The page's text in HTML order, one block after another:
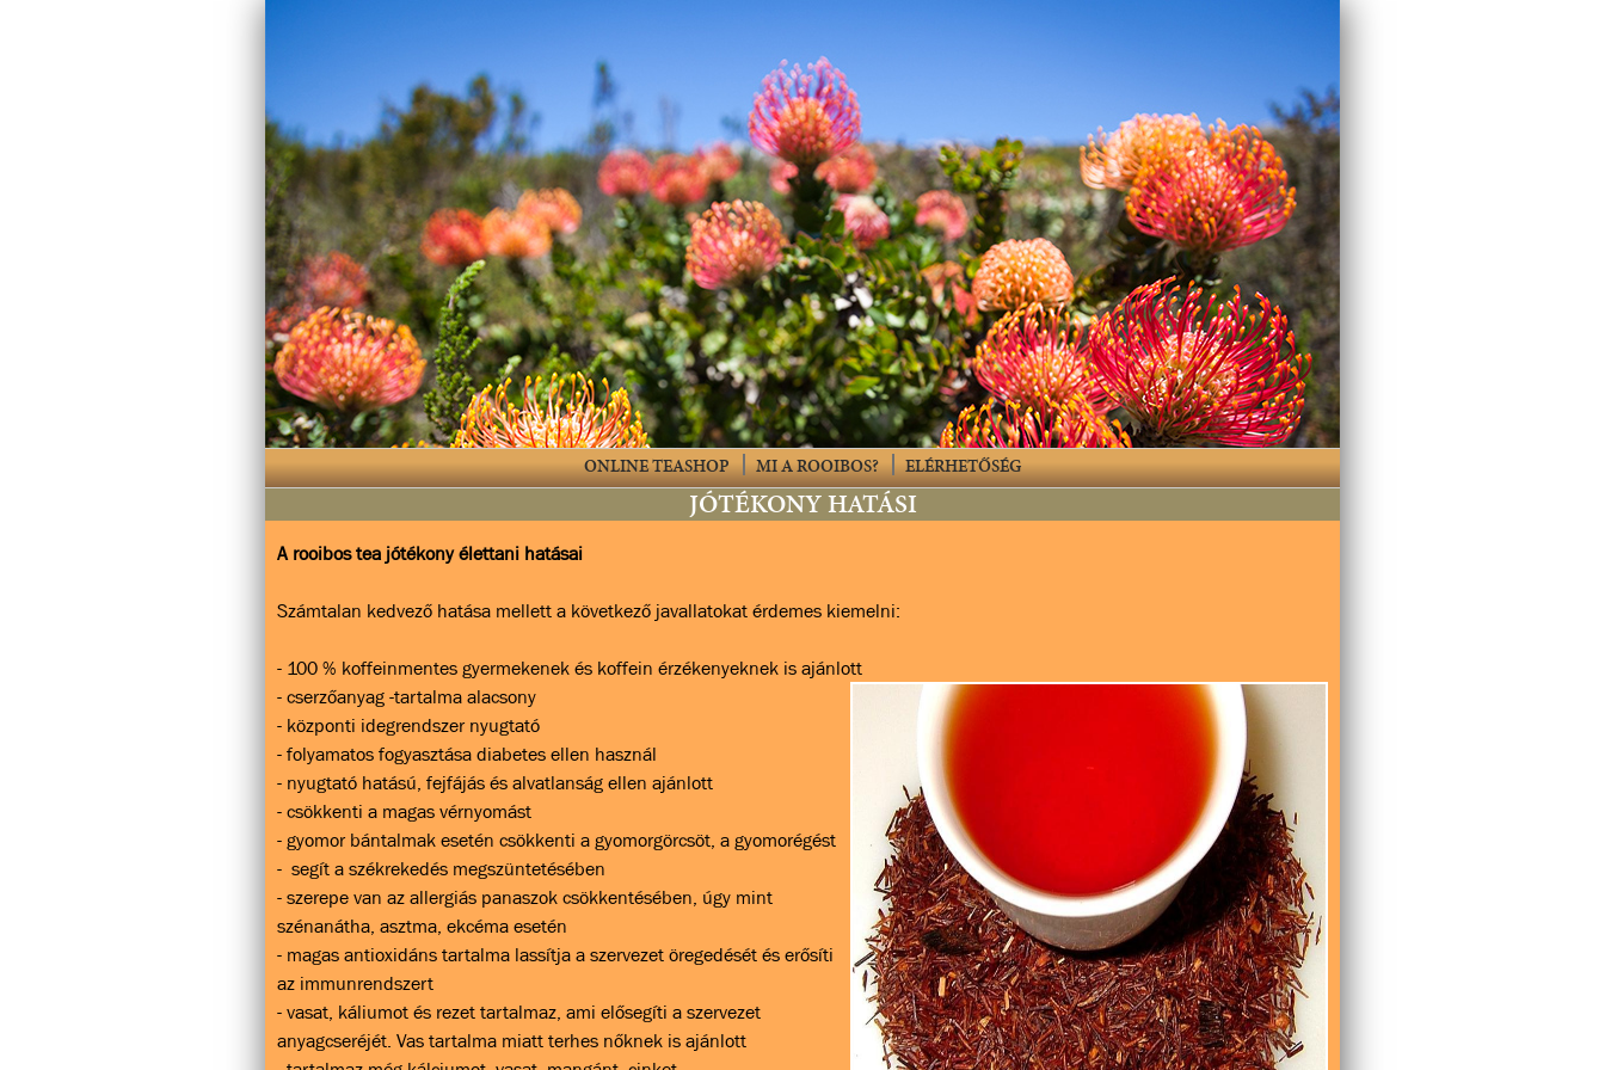
ONLINE TEASHOP MI A ROOIBOS? ELÉRHETŐSÉG
JÓTÉKONY HATÁSI
A rooibos tea jótékony élettani hatásai
Számtalan kedvező hatása mellett a következő javallatokat érdemes kiemelni:
- 100 % koffeinmentes gyermekenek és koffein érzékenyeknek is ajánlott
- cserzőanyag -tartalma alacsony
- központi idegrendszer nyugtató
- folyamatos fogyasztása diabetes ellen használ
- nyugtató hatású, fejfájás és alvatlanság ellen ajánlott
- csökkenti a magas vérnyomást
- gyomor bántalmak esetén csökkenti a gyomorgörcsöt, a gyomorégést
- segít a székrekedés megszüntetésében
- szerepe van az allergiás panaszok csökkentésében, úgy mint
szénanátha, asztma, ekcéma esetén
- magas antioxidáns tartalma lassítja a szervezet öregedését és erősíti
az immunrendszert
- vasat, káliumot és rezet tartalmaz, ami elősegíti a szervezet
anyagcseréjét. Vas tartalma miatt terhes nőknek is ajánlott